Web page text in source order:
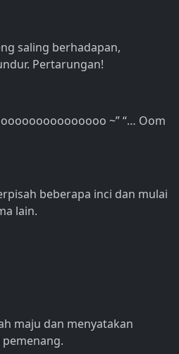
saling berhadapan,
Pertarungan!
~” “… Oom
beberapa inci dan mulai
lain.
maju dan menyatakan